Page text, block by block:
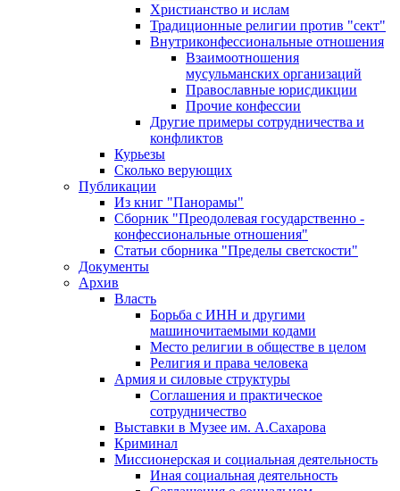
Христианство и ислам
Традиционные религии против "сект"
Внутриконфессиональные отношения
Взаимоотношения
мусульманских организаций
Православные юрисдикции
Прочие конфессии
Другие примеры сотрудничества и
конфликтов
Курьезы
Сколько верующих
Публикации
Из книг "Панорамы"
Сборник "Преодолевая государственно -
конфессиональные отношения"
Статьи сборника "Пределы светскости"
Документы
Архив
Власть
Борьба с ИНН и другими
машиночитаемыми кодами
Место религии в обществе в целом
Религия и права человека
Армия и силовые структуры
Соглашения и практическое
сотрудничество
Выставки в Музее им. А.Сахарова
Криминал
Миссионерская и социальная деятельность
Иная социальная деятельность